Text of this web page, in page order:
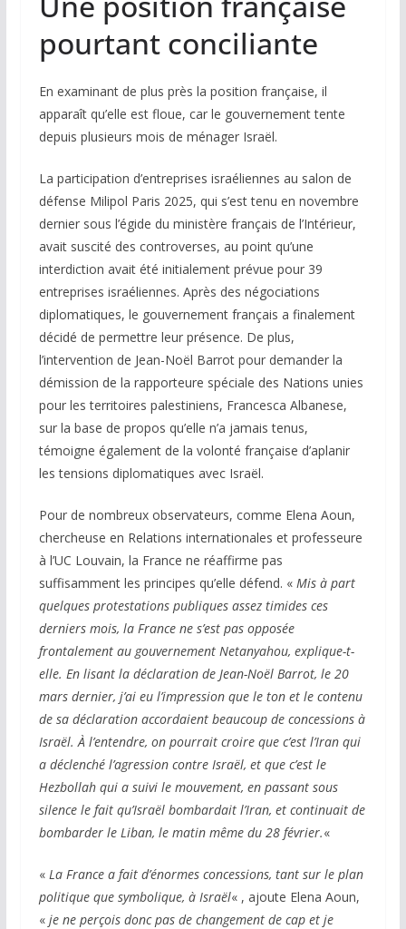
pourtant conciliante
En examinant de plus près la position française, il
apparaît qu’elle est floue, car le gouvernement tente
depuis plusieurs mois de ménager Israël.
La participation d’entreprises israéliennes au salon de
défense Milipol Paris 2025, qui s’est tenu en novembre
dernier sous l’égide du ministère français de l’Intérieur,
avait suscité des controverses, au point qu’une
interdiction avait été initialement prévue pour 39
entreprises israéliennes. Après des négociations
diplomatiques, le gouvernement français a finalement
décidé de permettre leur présence. De plus,
l’intervention de Jean-Noël Barrot pour demander la
démission de la rapporteure spéciale des Nations unies
pour les territoires palestiniens, Francesca Albanese,
sur la base de propos qu’elle n’a jamais tenus,
témoigne également de la volonté française d’aplanir
les tensions diplomatiques avec Israël.
Pour de nombreux observateurs, comme Elena Aoun,
chercheuse en Relations internationales et professeure
à l’UC Louvain, la France ne réaffirme pas
suffisamment les principes qu’elle défend. « Mis à part
quelques protestations publiques assez timides ces
derniers mois, la France ne s’est pas opposée
frontalement au gouvernement Netanyahou, explique-t-
elle. En lisant la déclaration de Jean-Noël Barrot, le 20
mars dernier, j’ai eu l’impression que le ton et le contenu
de sa déclaration accordaient beaucoup de concessions à
Israël. À l’entendre, on pourrait croire que c’est l’Iran qui
a déclenché l’agression contre Israël, et que c’est le
Hezbollah qui a suivi le mouvement, en passant sous
silence le fait qu’Israël bombardait l’Iran, et continuait de
bombarder le Liban, le matin même du 28 février.«
« La France a fait d’énormes concessions, tant sur le plan
politique que symbolique, à Israël« , ajoute Elena Aoun,
« je ne perçois donc pas de changement de cap et je